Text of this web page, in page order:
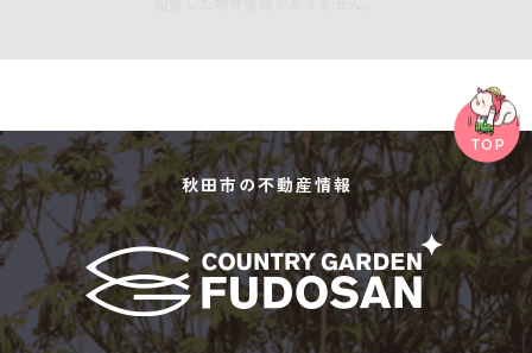
秋田市の不動産情報